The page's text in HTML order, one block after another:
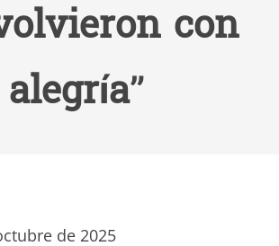
con
alegría”
de 2025